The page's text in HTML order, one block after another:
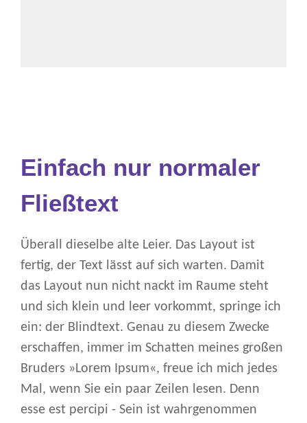
Einfach nur normaler
Fließtext
Überall dieselbe alte Leier. Das Layout ist
fertig, der Text lässt auf sich warten. Damit
das Layout nun nicht nackt im Raume steht
und sich klein und leer vorkommt, springe ich
ein: der Blindtext. Genau zu diesem Zwecke
erschaffen, immer im Schatten meines großen
Bruders »Lorem Ipsum«, freue ich mich jedes
Mal, wenn Sie ein paar Zeilen lesen. Denn
esse est percipi - Sein ist wahrgenommen